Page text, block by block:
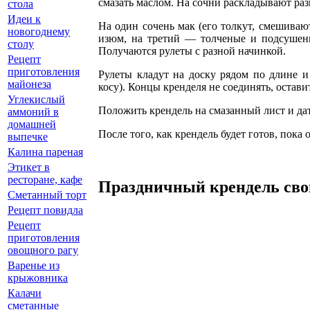
На один сочень мак (его толкут,
изюм, на третий — толченые и
Получаются рулеты с разной начинкой.
Рулеты кладут на доску рядом по длине
косу). Концы кренделя не соединять,
Положить крендель на смазанный лист и
После того, как крендель будет готов,
Праздничный крендель
стола
Идеи к
новогоднему
столу
Рецепт
приготовления
майонеза
Углекислый
аммоний в
домашней
выпечке
Калина пареная
Этикет в
ресторане, кафе
Сметанный торт
Рецепт повидла
Рецепт
приготовления
овощного рагу
Варенье из
крыжовника
Калачи
сметанные